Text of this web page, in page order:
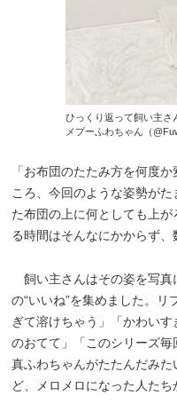
ひっくり返って飼い主
メプーふわちゃん（
「お布団のたたみ方を何度
ころ、今回のような姿勢が
た布団の上に何としても上
る時間はそんなにかからず、
飼い主さんはその姿を写真
の“いいね”を集めました。
ぎて溶けちゃう」「かわい
のおてて」「このシリーズ
真ふわちゃんがたたんだみ
ど、メロメロになった人たち